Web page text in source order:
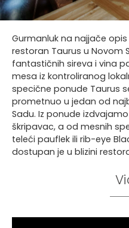
Gurmanluk na najjače
restoran Taurus u Novom
fantastičnih sireva i vina
mesa iz kontroliranog
specične ponude Taurus
prometnuo u jedan od
Sadu. Iz ponude
škripavac, a od mesnih
teleći pauflek ili rib-eye
dostupan je u blizini